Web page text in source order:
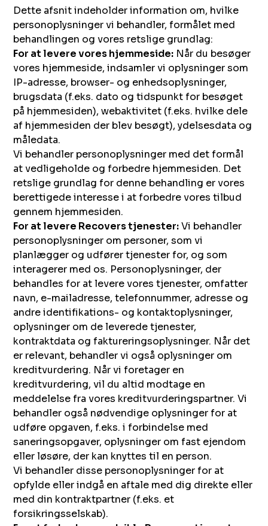
Dette afsnit indeholder information om, hvilke
personoplysninger vi behandler, formålet med
behandlingen og vores retslige grundlag:
For at levere vores hjemmeside: Når du besøger
vores hjemmeside, indsamler vi oplysninger som
IP-adresse, browser- og enhedsoplysninger,
brugsdata (f.eks. dato og tidspunkt for besøget
på hjemmesiden), webaktivitet (f.eks. hvilke dele
af hjemmesiden der blev besøgt), ydelsesdata og
måledata.
Vi behandler personoplysninger med det formål
at vedligeholde og forbedre hjemmesiden. Det
retslige grundlag for denne behandling er vores
berettigede interesse i at forbedre vores tilbud
gennem hjemmesiden.
For at levere Recovers tjenester:Vi behandler
personoplysninger om personer, som vi
planlægger og udfører tjenester for, og som
interagerer med os. Personoplysninger, der
behandles for at levere vores tjenester, omfatter
navn, e-mailadresse, telefonnummer, adresse og
andre identifikations- og kontaktoplysninger,
oplysninger om de leverede tjenester,
kontraktdata og faktureringsoplysninger. Når det
er relevant, behandler vi også oplysninger om
kreditvurdering. Når vi foretager en
kreditvurdering, vil du altid modtage en
meddelelse fra vores kreditvurderingspartner. Vi
behandler også nødvendige oplysninger for at
udføre opgaven, f.eks. i forbindelse med
saneringsopgaver, oplysninger om fast ejendom
eller løsøre, der kan knyttes til en person.
Vi behandler disse personoplysninger for at
opfylde eller indgå en aftale med dig direkte eller
med din kontraktpartner (f.eks. et
forsikringsselskab).